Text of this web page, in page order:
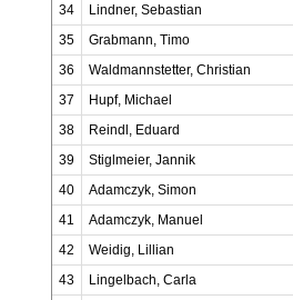
34
Lindner, Sebastian
35
Grabmann, Timo
36
Waldmannstetter, Christian
37
Hupf, Michael
38
Reindl, Eduard
39
Stiglmeier, Jannik
40
Adamczyk, Simon
41
Adamczyk, Manuel
42
Weidig, Lillian
43
Lingelbach, Carla